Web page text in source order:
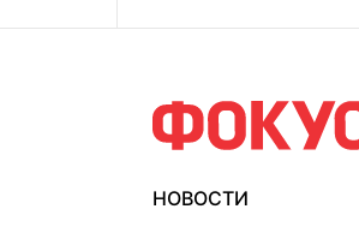
НОВОСТИ